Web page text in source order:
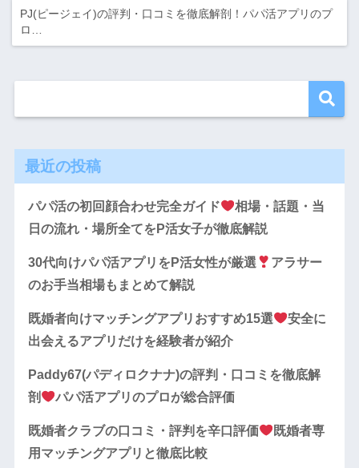
PJ(ピージェイ)の評判・口コミを徹底解剖！パパ活アプリのプ
ロ…
最近の投稿
パパ活の初回顔合わせ完全ガイド
相場・話題・当
日の流れ・場所全てをP活女子が徹底解説
30代向けパパ活アプリをP活女性が厳選
アラサー
のお手当相場もまとめて解説
既婚者向けマッチングアプリおすすめ15選
安全に
出会えるアプリだけを経験者が紹介
Paddy67(パディロクナナ)の評判・口コミを徹底解
剖
パパ活アプリのプロが総合評価
既婚者クラブの口コミ・評判を辛口評価
既婚者専
用マッチングアプリと徹底比較